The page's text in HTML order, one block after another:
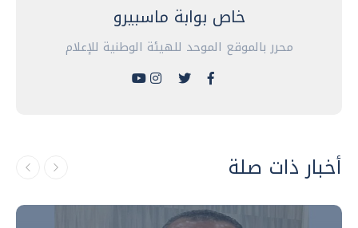
خاص بوابة ماسبيرو
محرر بالموقع الموحد للهيئة الوطنية للإعلام
أخبار ذات صلة